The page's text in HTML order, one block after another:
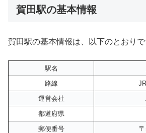
賀田駅の基本情報
賀田駅の基本情報は、以下のとおりで
駅名
路線
運営会社
都道府県
郵便番号